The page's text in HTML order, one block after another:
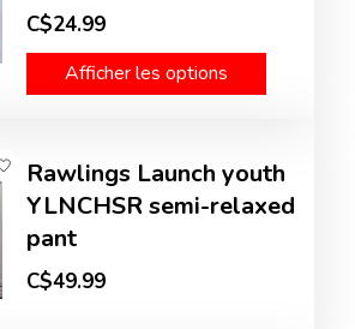
C$24.99
Afficher les options
Rawlings Launch youth
YLNCHSR semi-relaxed
pant
C$49.99